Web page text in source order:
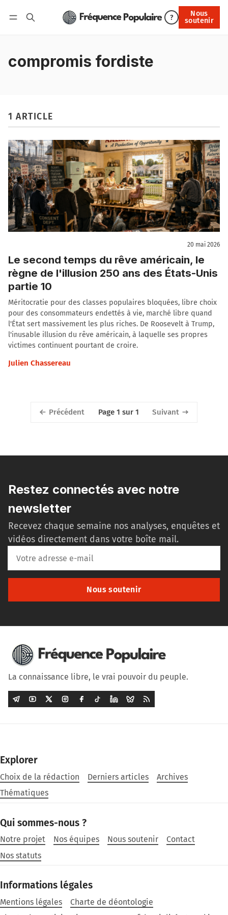
?
Nous
soutenir
Nous soutenir
compromis fordiste
1 ARTICLE
20 mai 2026
Le second temps du rêve américain, le
règne de l'illusion 250 ans des États-Unis
partie 10
Méritocratie pour des classes populaires bloquées, libre choix
pour des consommateurs endettés à vie, marché libre quand
l'État sert massivement les plus riches. De Roosevelt à Trump,
l'inusable illusion du rêve américain, à laquelle ses propres
victimes continuent pourtant de croire.
Julien Chassereau
Précédent Page 1 sur 1 Suivant
Restez connectés avec notre
newsletter
Recevez chaque semaine nos analyses, enquêtes et
vidéos directement dans votre boîte mail.
Nous soutenir
La connaissance libre, le vrai pouvoir du peuple.
Explorer
Choix de la rédaction Derniers articles
Archives
Thématiques
Qui sommes-nous ?
Notre projet Nos équipes Nous soutenir
Contact
Nos statuts
Informations légales
Mentions légales
Charte de déontologie